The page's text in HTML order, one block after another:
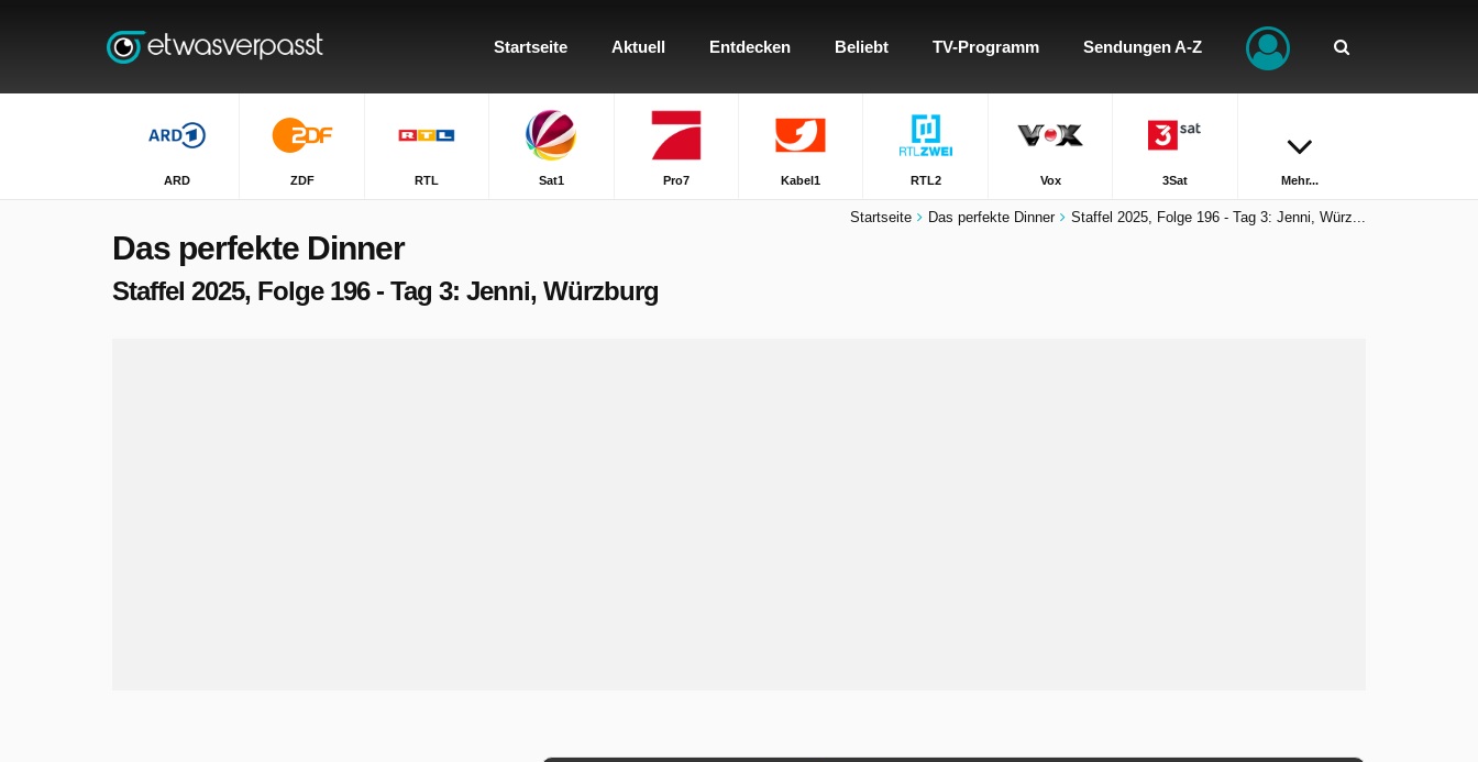
Startseite Aktuell Entdecken Beliebt TV-Programm Sendungen A-Z
ARD ZDF RTL Sat1 Pro7 Kabel1 RTL2 Vox 3Sat Mehr...
Startseite Das perfekte Dinner Staffel 2025, Folge 196 - Tag 3: Jenni, Würz...
Das perfekte Dinner
Staffel 2025, Folge 196 - Tag 3: Jenni, Würzburg